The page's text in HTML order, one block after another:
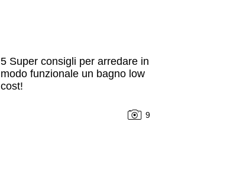
5 Super consigli per arredare in
modo funzionale un bagno low
cost!
9